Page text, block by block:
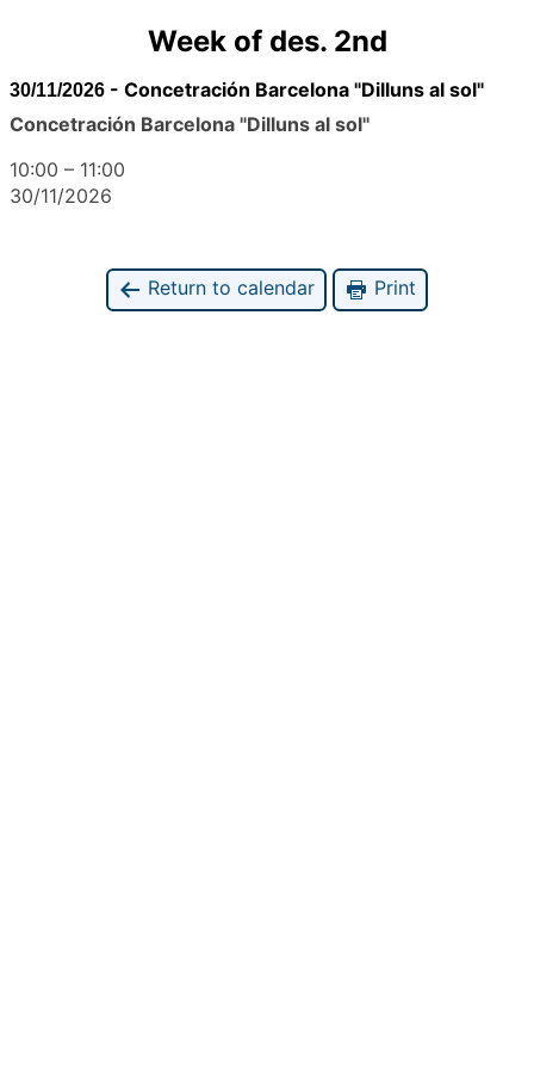
Week of des. 2nd
30/11/2026 - Concetración Barcelona "Dilluns al sol"
Concetración Barcelona "Dilluns al sol"
10:00 – 11:00
30/11/2026
Return to calendar Print